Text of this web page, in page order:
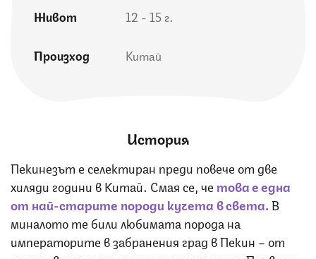
Живот 12 - 15 г.
Произход Китай
История
Пекинезът е селектиран преди повече от две
хиляди години в Китай. Смая се, че това е една
от най-старите породи кучета в света. В
миналото те били любимата порода на
императорите в забранения град в Пекин – от